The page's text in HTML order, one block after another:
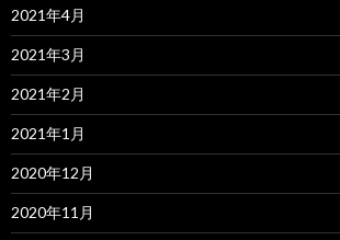
2021年4月
2021年3月
2021年2月
2021年1月
2020年12月
2020年11月